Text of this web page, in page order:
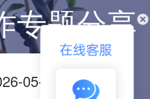
专题分享
05-28
X